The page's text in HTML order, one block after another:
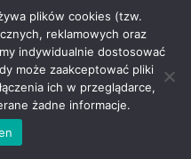
plików cookies (tzw.
reklamowych oraz
indywidualnie dostosować
może zaakceptować pliki
ich w przeglądarce,
żadne informacje.